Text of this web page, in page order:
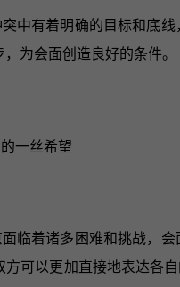
中有着明确的目标和底
为会面创造良好的条件。
一丝希望
临着诸多困难和挑战，
可以更加直接地表达各